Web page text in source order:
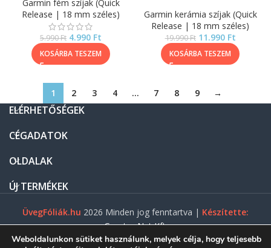
Garmin fém szíjak (Quick
Release | 18 mm széles)
5.990Ft 4.990 Ft
KOSÁRBA TESZEM
Garmin kerámia szíjak (Quick
Release | 18 mm széles)
19.990Ft 11.990 Ft
KOSÁRBA TESZEM
1 2 3 4 … 7 8 9 →
ELÉRHETŐSÉGEK
CÉGADATOK
OLDALAK
ÚJ TERMÉKEK
ÜvegFóliák.hu 2026 Minden jog fenntartva | Készítette:
Gasztro Net Kft.
Weboldalunkon sütiket használunk, melyek célja, hogy teljesebb